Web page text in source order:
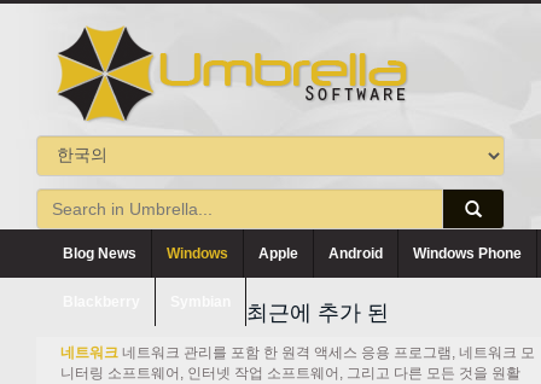
Blog News Windows Apple Android Windows Phone
최근에 추가 된
네트워크 네트워크 관리를 포함 한 원격 액세스 응용 프로그램, 네트워크 모
니터링 소프트웨어, 인터넷 작업 소프트웨어, 그리고 다른 모든 것을 원활